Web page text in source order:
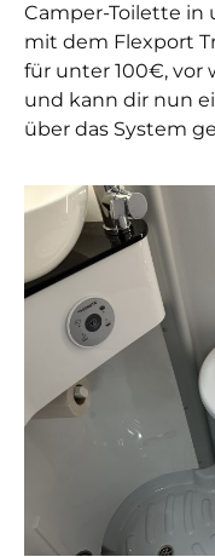
Camper-Toilette in
mit dem Flexport
für unter 100€,
und kann dir nun
über das System